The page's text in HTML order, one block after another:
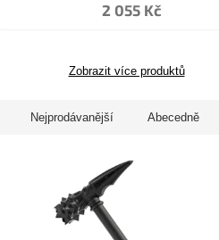
2 055 Kč
Zobrazit více produktů
Nejprodávanější Abecedně